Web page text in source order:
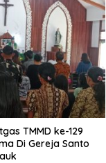
TMMD ke-129
Di Gereja Santo